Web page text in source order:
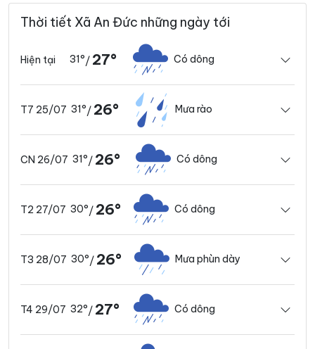
Thời tiết Xã An Đức những ngày tới
Hiện tại 31°/ 27° Có dông
T7 25/07 31°/ 26° Mưa rào
CN 26/07 31°/ 26° Có dông
T2 27/07 30°/ 26° Có dông
T3 28/07 30°/ 26° Mưa phùn dày
T4 29/07 32°/ 27° Có dông